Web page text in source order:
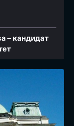
– кандидат